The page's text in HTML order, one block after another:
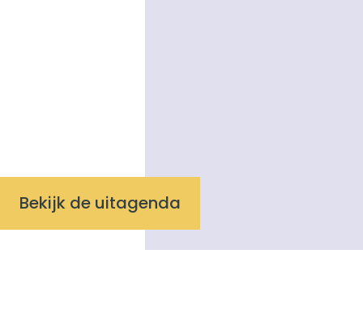
Bekijk de uitagenda